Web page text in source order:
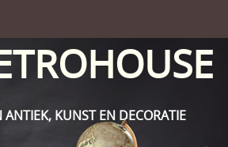
ANTIEK, KUNST EN DECORATIE